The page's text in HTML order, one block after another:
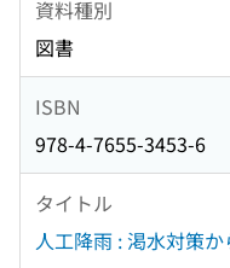
資料種別
図書
ISBN
978-4-7655-3453-6
タイトル
人工降雨 : 渇水対策